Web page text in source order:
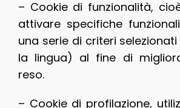
– Cookie di funzionalità,
attivare specifiche
una serie di criteri
la lingua) al fine di
reso.
– Cookie di profilazione,